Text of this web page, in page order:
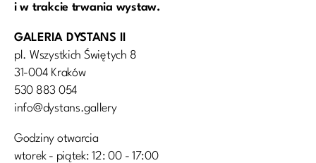
i w trakcie trwania wystaw.
GALERIA DYSTANS II
pl. Wszystkich Świętych 8
31-004 Kraków
530 883 054
info@dystans.gallery
Godziny otwarcia
wtorek - piątek: 12: 00 - 17:00